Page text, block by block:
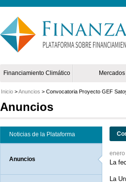
Financiamiento Climático Mercados
Inicio >Anuncios > Convocatoria Proyecto GEF
Anuncios
Noticias de la Plataforma
Anuncios
enero
La
La